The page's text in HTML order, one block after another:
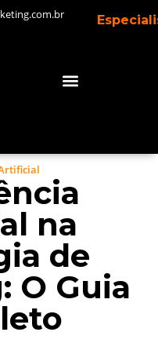
na
de
O Guia